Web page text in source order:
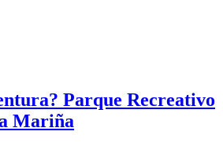
Parque Recreativo
Mariña